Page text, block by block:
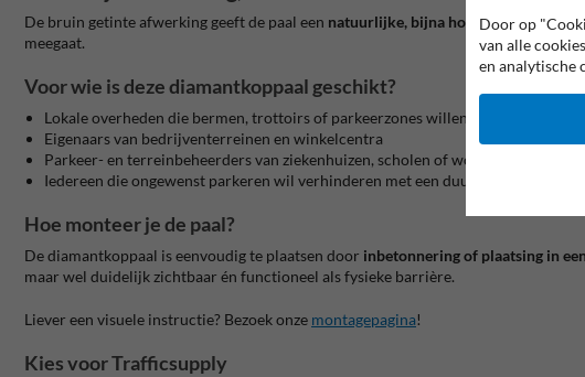
De bruin getinte afwerking geeft de paal een natuurlijke, bijna houtachtige look,
meegaat.
Voor wie is deze diamantkoppaal geschikt?
Lokale overheden die bermen, trottoirs of parkeerzones willen afbakenen
Eigenaars van bedrijventerreinen en winkelcentra
Parkeer- en terreinbeheerders van ziekenhuizen, scholen of wooncomplexen
Iedereen die ongewenst parkeren wil verhinderen met een duurzame oplossing
Hoe monteer je de paal?
De diamantkoppaal is eenvoudig te plaatsen door inbetonnering of plaatsing in
maar wel duidelijk zichtbaar én functioneel als fysieke barrière.
Liever een visuele instructie? Bezoek onze montagepagina!
Kies voor Trafficsupply
Door op
van alle
en analytische